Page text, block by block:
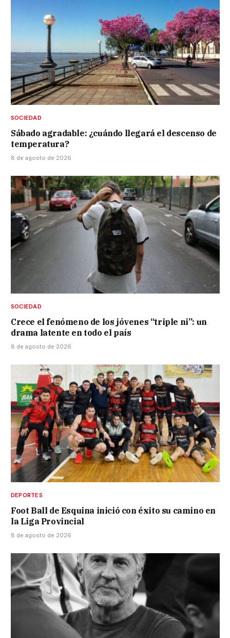
SOCIEDAD
Sábado agradable: ¿cuándo llegará el descenso de
temperatura?
8 de agosto de 2026
SOCIEDAD
Crece el fenómeno de los jóvenes “triple ni”: un
drama latente en todo el país
8 de agosto de 2026
DEPORTES
Foot Ball de Esquina inició con éxito su camino en
la Liga Provincial
8 de agosto de 2026